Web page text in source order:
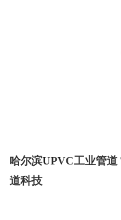
哈尔滨UPVC工业管
道科技